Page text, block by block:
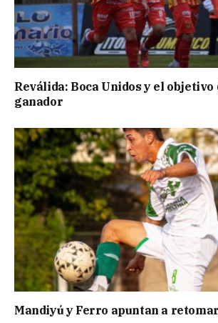
Reválida: Boca Unidos y el objetivo
ganador
Mandiyú y Ferro apuntan a